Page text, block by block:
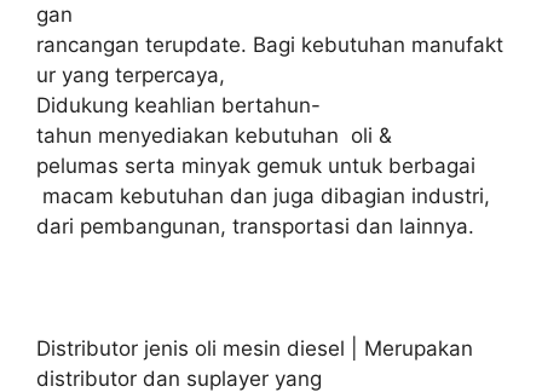
gan
rancangan terupdate. Bagi kebutuhan manufakt
ur yang terpercaya,
Didukung keahlian bertahun-
tahun menyediakan kebutuhan oli &
pelumas serta minyak gemuk untuk berbagai
macam kebutuhan dan juga dibagian industri,
dari pembangunan, transportasi dan lainnya.
Distributor jenis oli mesin diesel | Merupakan
distributor dan suplayer yang